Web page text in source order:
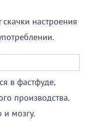
настроения
в фастфуде,
производства.
и мозгу.